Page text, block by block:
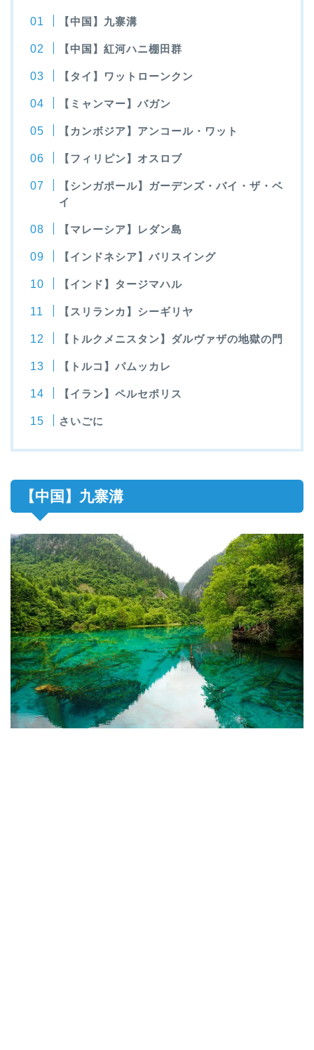
【中国】九寨溝
【中国】紅河ハニ棚田群
【タイ】ワットローンクン
【ミャンマー】バガン
【カンボジア】アンコール・ワット
【フィリピン】オスロブ
【シンガポール】ガーデンズ・バイ・ザ・ベ
イ
【マレーシア】レダン島
【インドネシア】バリスイング
【インド】タージマハル
【スリランカ】シーギリヤ
【トルクメニスタン】ダルヴァザの地獄の門
【トルコ】パムッカレ
【イラン】ペルセポリス
さいごに
【中国】九寨溝